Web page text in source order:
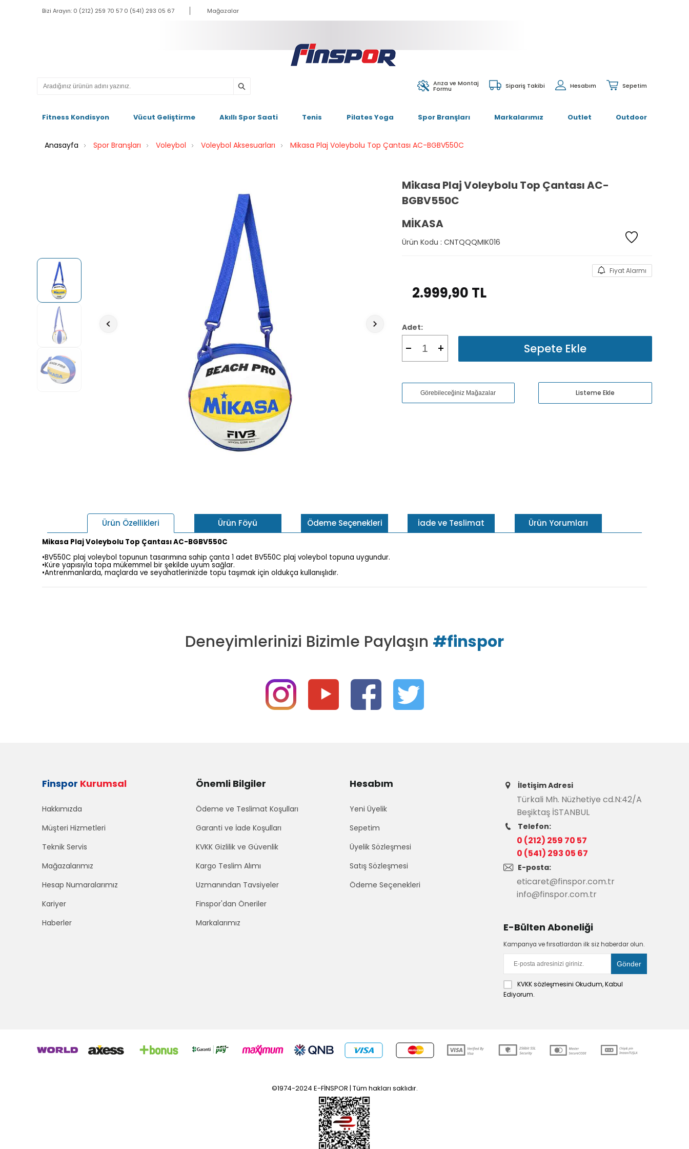
Bizi Arayın: 0 (212) 259 70 57 0 (541) 293 05 67 Mağazalar
Sepetim
Hesabım
Sipariş Takibi
Arıza ve Montaj
Formu
Fitness Kondisyon Vücut Geliştirme Akıllı Spor Saati Tenis Pilates Yoga Spor Branşları Markalarımız Outlet Outdoor
Anasayfa Spor Branşları Voleybol Voleybol Aksesuarları Mikasa Plaj Voleybolu Top Çantası AC-BGBV550C
Mikasa Plaj Voleybolu Top Çantası AC-
BGBV550C
MIKASA
Ürün Kodu : CNTQQQMIK016
Fiyat Alarmı
2.999,90 TL
Adet:
Sepete Ekle
Görebileceğiniz Mağazalar Listeme Ekle
Ürün Özellikleri Ürün Föyü Ödeme Seçenekleri İade ve Teslimat Ürün Yorumları
Mikasa Plaj Voleybolu Top Çantası AC-BGBV550C
•BV550C plaj voleybol topunun tasarımına sahip çanta 1 adet BV550C plaj voleybol topuna uygundur.
•Küre yapısıyla topa mükemmel bir şekilde uyum sağlar.
•Antrenmanlarda, maçlarda ve seyahatlerinizde topu taşımak için oldukça kullanışlıdır.
Deneyimlerinizi Bizimle Paylaşın #finspor
Finspor Kurumsal
Hakkımızda
Müşteri Hizmetleri
Teknik Servis
Mağazalarımız
Hesap Numaralarımız
Kariyer
Haberler
Önemli Bilgiler
Ödeme ve Teslimat Koşulları
Garanti ve İade Koşulları
KVKK Gizlilik ve Güvenlik
Kargo Teslim Alımı
Uzmanından Tavsiyeler
Finspor'dan Öneriler
Markalarımız
Hesabım
Yeni Üyelik
Sepetim
Üyelik Sözleşmesi
Satış Sözleşmesi
Ödeme Seçenekleri
İletişim Adresi
Türkali Mh. Nüzhetiye cd.N:42/A
Beşiktaş İSTANBUL
Telefon:
0 (212) 259 70 57
0 (541) 293 05 67
E-posta:
eticaret@finspor.com.tr
info@finspor.com.tr
E-Bülten Aboneliği
Kampanya ve fırsatlardan ilk siz haberdar olun.
KVKK sözleşmesini Okudum, Kabul
Ediyorum.
©1974-2024 E-FİNSPOR | Tüm hakları saklıdır.